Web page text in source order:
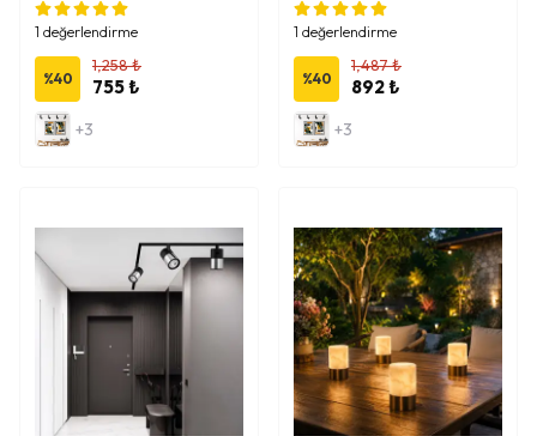
1 değerlendirme
%40
1,258 ₺
755 ₺
+3
1 değerlendirme
%40
1,487 ₺
892 ₺
+3